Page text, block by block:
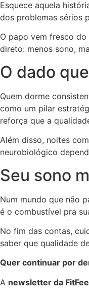
Esquece aquela
dos problemas sérios
O papo vem fresco
direto: menos sono,
O dado
Quem dorme
como um pilar
reforça que a
Além disso, noites
neurobiológico
Seu sono
Num mundo que não
é o combustível pra
No fim das contas,
saber que qualidade
Quer continuar por
A newsletter da